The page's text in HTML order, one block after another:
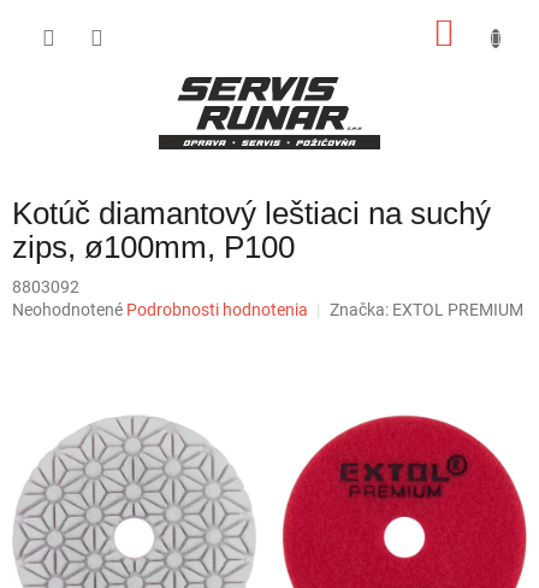
Kotúč diamantový leštiaci na suchý
zips, ø100mm, P100
8803092
Priemerné
hviezdičiek.
Neohodnotené Podrobnosti hodnotenia Značka: EXTOL PREMIUM